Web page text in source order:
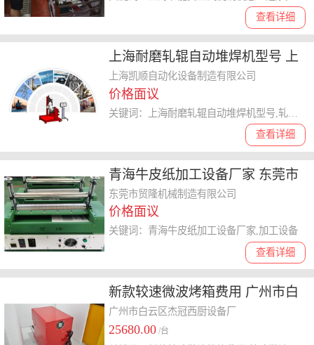
查看详细
上海耐磨轧辊自动堆焊机型号 上
海凯顺自动化设备制造供应
上海凯顺自动化设备制造有限公司
价格面议
查看详细
关键词：上海耐磨轧辊自动堆焊机型号,轧辊自动堆焊机
青海牛皮纸加工设备厂家 东莞市
贸隆机械制造供应
东莞市贸隆机械制造有限公司
价格面议
查看详细
关键词：青海牛皮纸加工设备厂家,加工设备
新款较速微波烤箱费用 广州市白
云区杰冠西厨设备供应
广州市白云区杰冠西厨设备厂
25680.00 /台